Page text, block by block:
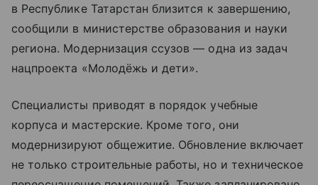
в Республике Татарстан близится к завершению,
сообщили в министерстве образования и науки
региона. Модернизация ссузов — одна из задач
нацпроекта «Молодёжь и дети».
Специалисты приводят в порядок учебные
корпуса и мастерские. Кроме того, они
модернизируют общежитие. Обновление включает
не только строительные работы, но и техническое